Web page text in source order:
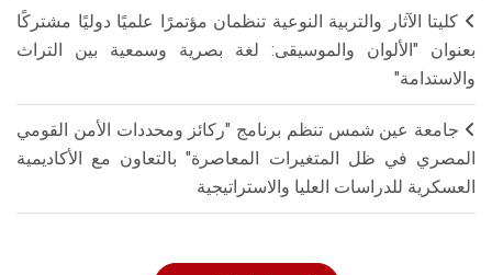
كليتا الآثار والتربية النوعية تنظمان مؤتمرًا علميًا دوليًا مشتركًا
بعنوان "الألوان والموسيقى: لغة بصرية وسمعية بين التراث
والاستدامة"
جامعة عين شمس تنظم برنامج "ركائز ومحددات الأمن القومي
المصري في ظل المتغيرات المعاصرة" بالتعاون مع الأكاديمية
العسكرية للدراسات العليا والاستراتيجية